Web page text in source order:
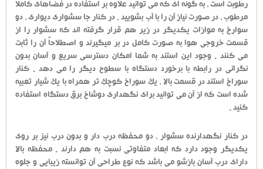
رطوبت است ، به گونه ای که می توانید علاوه بر استفاده در فضاهای کاملاً
مرطوب ، در صورت نیاز آن را با آب بشویید . در کنار جا سشواری دیواری ، دو
سوارخ به موازات یکدیگر در زیر هم قرار گرفته اند که سشوار را از
قسمت خروجی هوا به صورت کامل در بر میگیرند و اصطلاحاٌ آن را ثابت
می کنند . وجود این استند به شما امکان دسترسی سریع و آسان بدون
نگرانی در رابطه با برخورد دستگاه با سطوح دیگر را می دهد . کنار
سوراخ استند در قسمت بالا ، یک سوراخ کوچک تر همراه با یک شیار تعبیه
شده است که از آن می توانید برای نگهداری دوشاخ برق دستگاه استفاده
کنید .
در کنار نگهدارنده سشوار ، دو محفظه درب دار و بدون درب نیز بر روی
یکدیگر وجود دارد که ابعاد متفاوتی نسبت به هم دارند . محفظه بالا
دارای درب آسان بازشو می باشد که نوع طراحی آن توانسته زیبایی و جلوه